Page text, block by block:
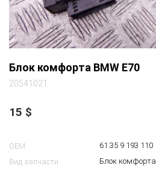
Блок комфорта BMW E70
20541021
15 $
OEM
61 35 9 193 110
Вид запчасти
Блок комфорта